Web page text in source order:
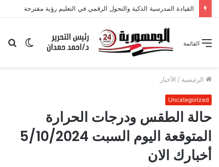
القيادة المدرسية الذكية والتحول الرقمي في التعليم رؤية مقترحة
الوضع
القائمة
الرئيسية / الأخبار
Uncategorized
حالة الطقس ودرجات الحرارة
المتوقعة اليوم السبت 5/10/2024
أخبارك الان